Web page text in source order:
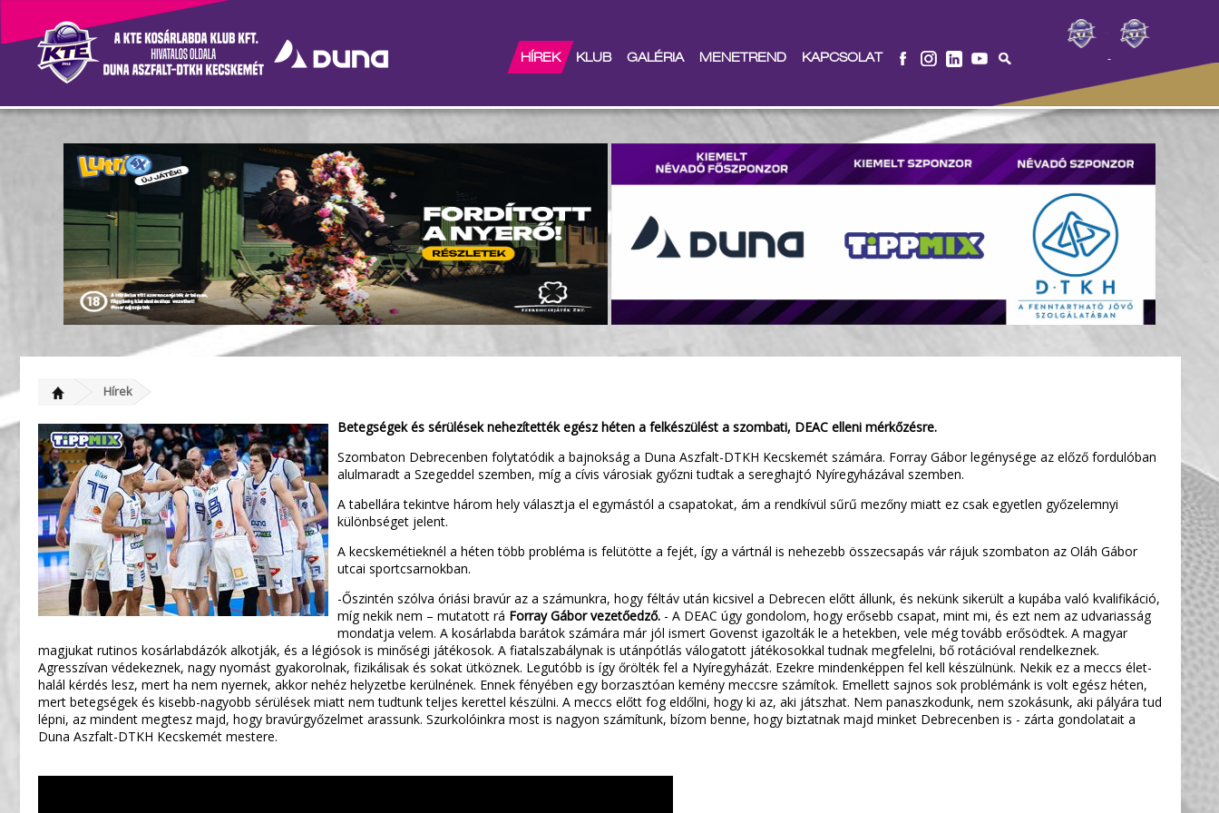
-
HÍREK KLUB GALÉRIA MENETREND KAPCSOLAT
Nincs könnyű helyzetben a szakmai stáb
Hírek
Betegségek és sérülések nehezítették egész héten a felkészülést a szombati, DEAC elleni mérkőzésre.
Szombaton Debrecenben folytatódik a bajnokság a Duna Aszfalt-DTKH Kecskemét számára. Forray Gábor legénysége az előző fordulóban
alulmaradt a Szegeddel szemben, míg a cívis városiak győzni tudtak a sereghajtó Nyíregyházával szemben.
A tabellára tekintve három hely választja el egymástól a csapatokat, ám a rendkívül sűrű mezőny miatt ez csak egyetlen győzelemnyi
különbséget jelent.
A kecskemétieknél a héten több probléma is felütötte a fejét, így a vártnál is nehezebb összecsapás vár rájuk szombaton az Oláh Gábor
utcai sportcsarnokban.
-Őszintén szólva óriási bravúr az a számunkra, hogy féltáv után kicsivel a Debrecen előtt állunk, és nekünk sikerült a kupába való kvalifikáció,
míg nekik nem – mutatott rá Forray Gábor vezetőedző. - A DEAC úgy gondolom, hogy erősebb csapat, mint mi, és ezt nem az udvariasság
mondatja velem. A kosárlabda barátok számára már jól ismert Govenst igazolták le a hetekben, vele még tovább erősödtek. A magyar
magjukat rutinos kosárlabdázók alkotják, és a légiósok is minőségi játékosok. A fiatalszabálynak is utánpótlás válogatott játékosokkal tudnak megfelelni, bő rotációval rendelkeznek.
Agresszívan védekeznek, nagy nyomást gyakorolnak, fizikálisak és sokat ütköznek. Legutóbb is így őrölték fel a Nyíregyházát. Ezekre mindenképpen fel kell készülnünk. Nekik ez a meccs élet-
halál kérdés lesz, mert ha nem nyernek, akkor nehéz helyzetbe kerülnének. Ennek fényében egy borzasztóan kemény meccsre számítok. Emellett sajnos sok problémánk is volt egész héten,
mert betegségek és kisebb-nagyobb sérülések miatt nem tudtunk teljes kerettel készülni. A meccs előtt fog eldőlni, hogy ki az, aki játszhat. Nem panaszkodunk, nem szokásunk, aki pályára tud
lépni, az mindent megtesz majd, hogy bravúrgyőzelmet arassunk. Szurkolóinkra most is nagyon számítunk, bízom benne, hogy biztatnak majd minket Debrecenben is - zárta gondolatait a
Duna Aszfalt-DTKH Kecskemét mestere.